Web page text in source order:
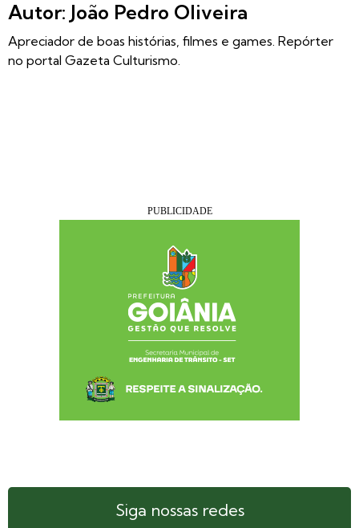
Autor: João Pedro Oliveira
Apreciador de boas histórias, filmes e games. Repórter
no portal Gazeta Culturismo.
Siga nossas redes